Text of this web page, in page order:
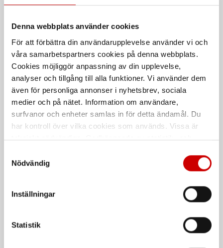
Denna webbplats använder cookies
För att förbättra din användarupplevelse använder vi och
våra samarbetspartners cookies på denna webbplats.
Cookies möjliggör anpassning av din upplevelse,
analyser och tillgång till alla funktioner. Vi använder dem
även för personliga annonser i nyhetsbrev, sociala
medier och på nätet. Information om användare,
surfvanor och enheter samlas in för detta ändamål. Du
har kontroll över vilka cookies som används. Vissa är
tekniskt nödvändiga. Godkännande av statistik- och
länder utanför EU med olika dataskyddsnormer. Genom
att godkänna samtycker du till sådana överföringar. Läs
Nödvändig
Inställningar
Statistik
Sockel W2,0X4,6d Sockel SV
De som köpte, köpte även
Kampanj